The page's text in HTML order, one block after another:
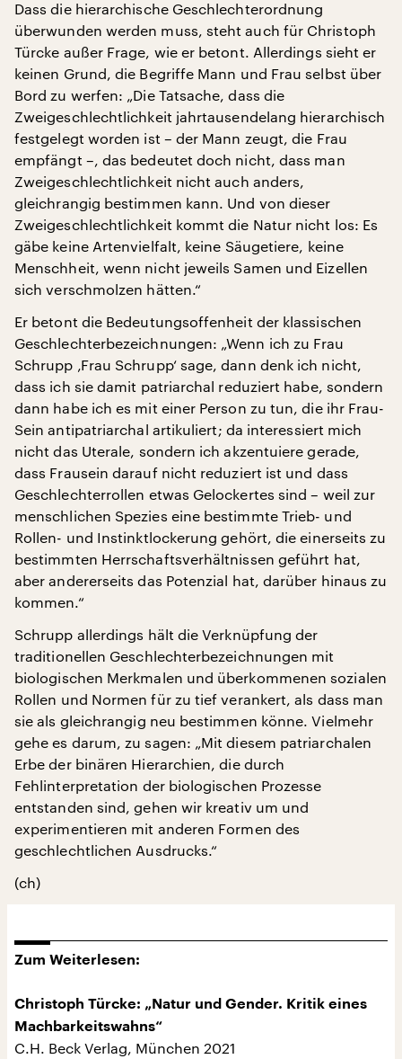
Dass die hierarchische Geschlechterordnung
überwunden werden muss, steht auch für Christoph
Türcke außer Frage, wie er betont. Allerdings sieht er
keinen Grund, die Begriffe Mann und Frau selbst über
Bord zu werfen: „Die Tatsache, dass die
Zweigeschlechtlichkeit jahrtausendelang hierarchisch
festgelegt worden ist – der Mann zeugt, die Frau
empfängt –, das bedeutet doch nicht, dass man
Zweigeschlechtlichkeit nicht auch anders,
gleichrangig bestimmen kann. Und von dieser
Zweigeschlechtlichkeit kommt die Natur nicht los: Es
gäbe keine Artenvielfalt, keine Säugetiere, keine
Menschheit, wenn nicht jeweils Samen und Eizellen
sich verschmolzen hätten.“
Er betont die Bedeutungsoffenheit der klassischen
Geschlechterbezeichnungen: „Wenn ich zu Frau
Schrupp ‚Frau Schrupp‘ sage, dann denk ich nicht,
dass ich sie damit patriarchal reduziert habe, sondern
dann habe ich es mit einer Person zu tun, die ihr Frau-
Sein antipatriarchal artikuliert; da interessiert mich
nicht das Uterale, sondern ich akzentuiere gerade,
dass Frausein darauf nicht reduziert ist und dass
Geschlechterrollen etwas Gelockertes sind – weil zur
menschlichen Spezies eine bestimmte Trieb- und
Rollen- und Instinktlockerung gehört, die einerseits zu
bestimmten Herrschaftsverhältnissen geführt hat,
aber andererseits das Potenzial hat, darüber hinaus zu
kommen.“
Schrupp allerdings hält die Verknüpfung der
traditionellen Geschlechterbezeichnungen mit
biologischen Merkmalen und überkommenen sozialen
Rollen und Normen für zu tief verankert, als dass man
sie als gleichrangig neu bestimmen könne. Vielmehr
gehe es darum, zu sagen: „Mit diesem patriarchalen
Erbe der binären Hierarchien, die durch
Fehlinterpretation der biologischen Prozesse
entstanden sind, gehen wir kreativ um und
experimentieren mit anderen Formen des
geschlechtlichen Ausdrucks.“
(ch)
Zum Weiterlesen:
Christoph Türcke: „Natur und Gender. Kritik eines
Machbarkeitswahns“
C.H. Beck Verlag, München 2021